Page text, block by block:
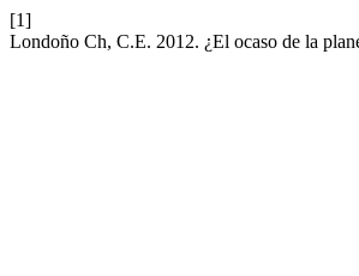
[1]
Londoño Ch, C.E. 2012. ¿El ocaso de la